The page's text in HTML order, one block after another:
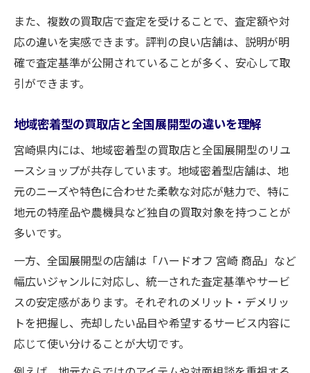
また、複数の買取店で査定を受けることで、査定額や対
応の違いを実感できます。評判の良い店舗は、説明が明
確で査定基準が公開されていることが多く、安心して取
引ができます。
地域密着型の買取店と全国展開型の違いを理解
宮崎県内には、地域密着型の買取店と全国展開型のリユ
ースショップが共存しています。地域密着型店舗は、地
元のニーズや特色に合わせた柔軟な対応が魅力で、特に
地元の特産品や農機具など独自の買取対象を持つことが
多いです。
一方、全国展開型の店舗は「ハードオフ 宮崎 商品」など
幅広いジャンルに対応し、統一された査定基準やサービ
スの安定感があります。それぞれのメリット・デメリッ
トを把握し、売却したい品目や希望するサービス内容に
応じて使い分けることが大切です。